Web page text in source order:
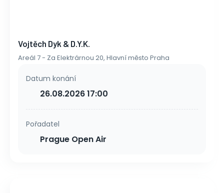
Vojtěch Dyk & D.Y.K.
Areál 7 - Za Elektrárnou 20, Hlavní město Praha
Datum konání
26.08.2026 17:00
Pořadatel
Prague Open Air